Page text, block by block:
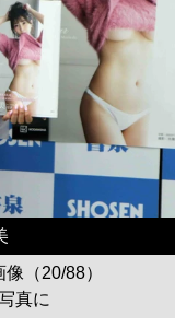
（20/88）
真に